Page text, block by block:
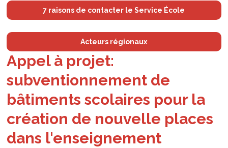
7 raisons de contacter le Service École
Acteurs régionaux
Appel à projet:
subventionnement de
bâtiments scolaires pour la
création de nouvelle places
dans l'enseignement